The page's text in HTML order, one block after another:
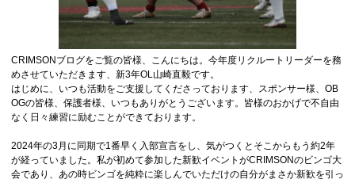
CRIMSONブログをご覧の皆様、こんにちは。今年度リクルートリーダーを務
めさせていただきます、新3年OL山崎直毅です。
はじめに、いつも活動をご支援してくださっております、スポンサー様、OB
OGの皆様、保護者様、いつもありがとうございます。皆様のおかげで不自由
なく日々練習に励むことができております。
2024年の3月に同期で1番早く入部宣言をし、気がつくとそこからもう約2年
が経っていました。私が初めて参加した新歓イベントがCRIMSONのビンゴ大
会であり、あの時ビンゴを純粋に楽しんでいただけの自分がまさか新歓を引っ